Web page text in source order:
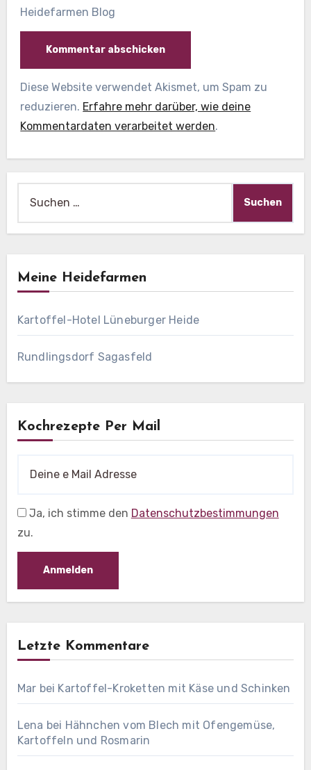
Heidefarmen Blog
Diese Website verwendet Akismet, um Spam zu
reduzieren. Erfahre mehr darüber, wie deine
Kommentardaten verarbeitet werden.
nach:
Meine Heidefarmen
Kartoffel-Hotel Lüneburger Heide
Rundlingsdorf Sagasfeld
Kochrezepte Per Mail
Ja, ich stimme den Datenschutzbestimmungen
zu.
Letzte Kommentare
Mar bei Kartoffel-Kroketten mit Käse und Schinken
Lena bei Hähnchen vom Blech mit Ofengemüse,
Kartoffeln und Rosmarin